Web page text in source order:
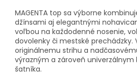
MAGENTA top sa výborne
džínsami aj elegantnými
voľbou na každodenné nosenie,
dovolenky či mestské prechádzky.
originálnemu strihu a
výrazným a zároveň univerzálnym
šatníka.